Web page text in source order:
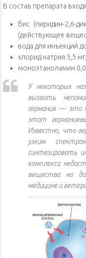
В состав препарата
бис (пиридин-2,6-
(действующее
вода для инъекций
хлорид натрия 5,5 мг;
моноэтаноламин
У некоторых
вызвать
германия — это
этот
Известно, что
узким
синтезировать
комплекса
вещества на
медицине и